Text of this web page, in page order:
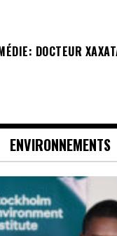
DOCTEUR
ENVIRONNEMENTS